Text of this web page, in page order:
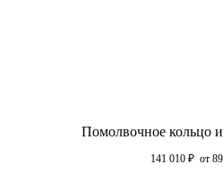
Помолвочное кольцо
141 010 ₽ от